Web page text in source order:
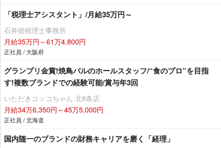
「税理士アシスタント」/月給35万円～
石井徳税理士事務所
月給35万円～61万4,800円
正社員 / 大阪府
グランプリ金賞!焼鳥バルのホールスタッフ/“食のプロ”を目指
す!複数ブランドでの経験可能/賞与年3回
いただきコッコちゃん 北8条店
月給34万6,350円～45万5,000円
正社員 / 北海道
国内随一のブランドの財務キャリアを磨く「経理」